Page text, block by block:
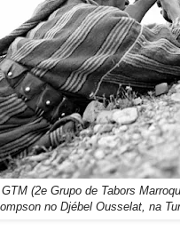
(2e Grupo de Tabors
no Djébel Ousselat, na